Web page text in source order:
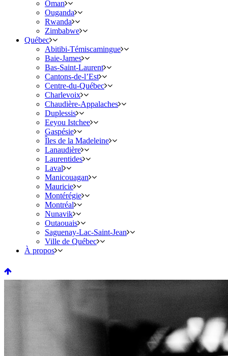
Oman
Ouganda
Rwanda
Zimbabwe
Québec
Abitibi-Témiscamingue
Baie-James
Bas-Saint-Laurent
Cantons-de-l’Est
Centre-du-Québec
Charlevoix
Chaudière-Appalaches
Duplessis
Eeyou Istchee
Gaspésie
Îles de la Madeleine
Lanaudière
Laurentides
Laval
Manicouagan
Mauricie
Montérégie
Montréal
Nunavik
Outaouais
Saguenay-Lac-Saint-Jean
Ville de Québec
À propos